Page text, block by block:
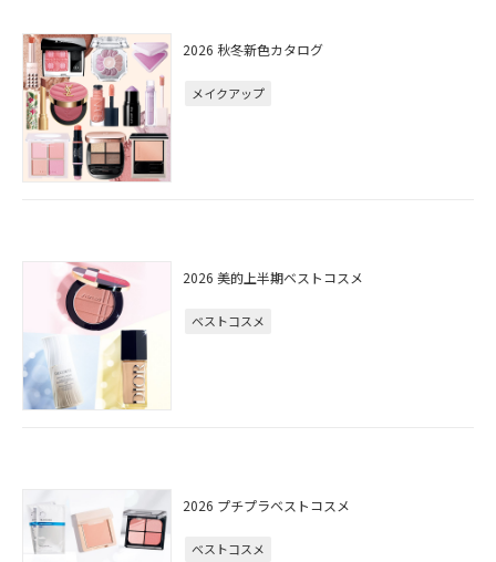
2026 秋冬新色カタログ
メイクアップ
2026 美的上半期ベストコスメ
ベストコスメ
2026 プチプラベストコスメ
ベストコスメ